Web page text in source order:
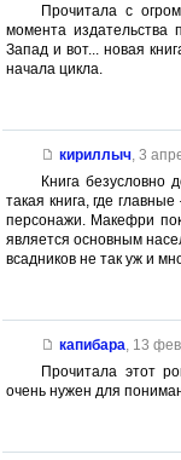
Прочитала с
момента
Запад и вот... новая
начала цикла.
кириллыч, 3
Книга безусловно
такая книга, где
персонажи. Макефри
является основным
всадников не так уж и
капибара 13
Прочитала этот
очень нужен для